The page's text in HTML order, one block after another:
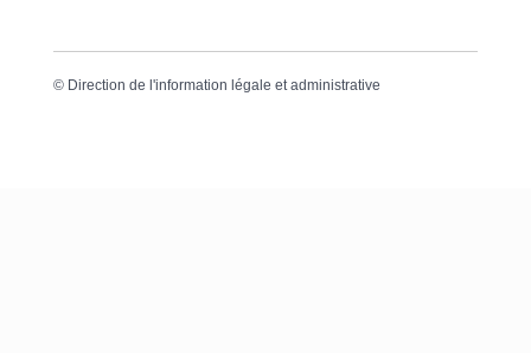
© Direction de l'information légale et administrative